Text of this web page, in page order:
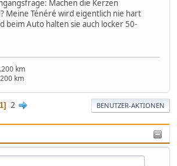
Machen die Kerzen
Meine Ténéré wird eigentlich nie hart
beim Auto halten sie auch locker 50-
km
km
1 2 BENUTZER-AKTIONEN